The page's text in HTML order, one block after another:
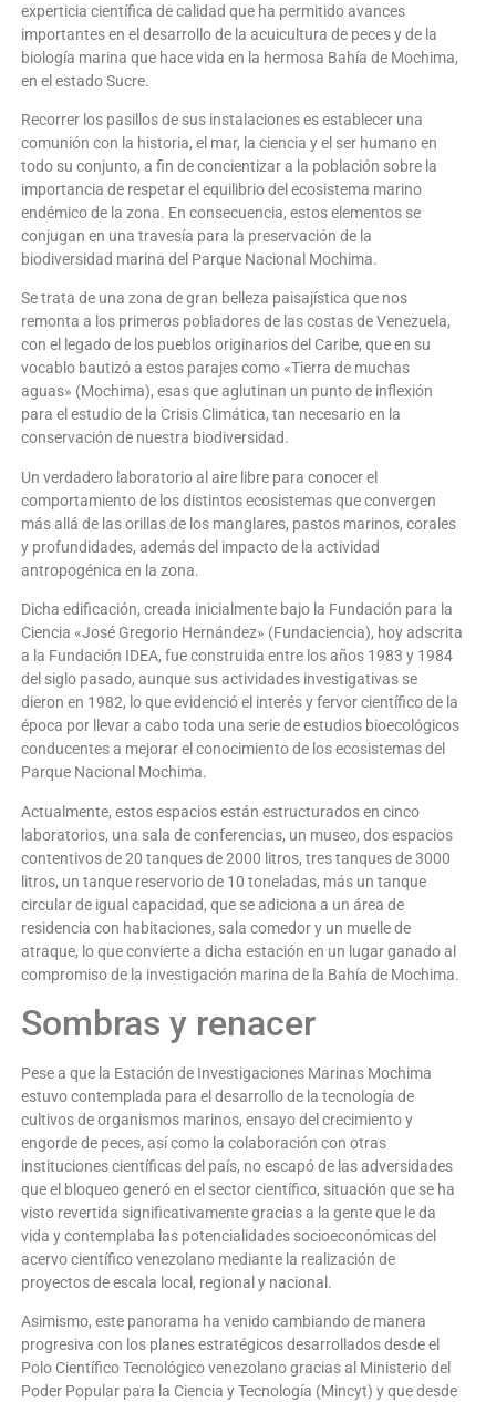
experticia científica de calidad que ha permitido avances
importantes en el desarrollo de la acuicultura de peces y de la
biología marina que hace vida en la hermosa Bahía de Mochima,
en el estado Sucre.
Recorrer los pasillos de sus instalaciones es establecer una
comunión con la historia, el mar, la ciencia y el ser humano en
todo su conjunto, a fin de concientizar a la población sobre la
importancia de respetar el equilibrio del ecosistema marino
endémico de la zona. En consecuencia, estos elementos se
conjugan en una travesía para la preservación de la
biodiversidad marina del Parque Nacional Mochima.
Se trata de una zona de gran belleza paisajística que nos
remonta a los primeros pobladores de las costas de Venezuela,
con el legado de los pueblos originarios del Caribe, que en su
vocablo bautizó a estos parajes como «Tierra de muchas
aguas» (Mochima), esas que aglutinan un punto de inflexión
para el estudio de la Crisis Climática, tan necesario en la
conservación de nuestra biodiversidad.
Un verdadero laboratorio al aire libre para conocer el
comportamiento de los distintos ecosistemas que convergen
más allá de las orillas de los manglares, pastos marinos, corales
y profundidades, además del impacto de la actividad
antropogénica en la zona.
Dicha edificación, creada inicialmente bajo la Fundación para la
Ciencia «José Gregorio Hernández» (Fundaciencia), hoy adscrita
a la Fundación IDEA, fue construida entre los años 1983 y 1984
del siglo pasado, aunque sus actividades investigativas se
dieron en 1982, lo que evidenció el interés y fervor científico de la
época por llevar a cabo toda una serie de estudios bioecológicos
conducentes a mejorar el conocimiento de los ecosistemas del
Parque Nacional Mochima.
Actualmente, estos espacios están estructurados en cinco
laboratorios, una sala de conferencias, un museo, dos espacios
contentivos de 20 tanques de 2000 litros, tres tanques de 3000
litros, un tanque reservorio de 10 toneladas, más un tanque
circular de igual capacidad, que se adiciona a un área de
residencia con habitaciones, sala comedor y un muelle de
atraque, lo que convierte a dicha estación en un lugar ganado al
compromiso de la investigación marina de la Bahía de Mochima.
Sombras y renacer
Pese a que la Estación de Investigaciones Marinas Mochima
estuvo contemplada para el desarrollo de la tecnología de
cultivos de organismos marinos, ensayo del crecimiento y
engorde de peces, así como la colaboración con otras
instituciones científicas del país, no escapó de las adversidades
que el bloqueo generó en el sector científico, situación que se ha
visto revertida significativamente gracias a la gente que le da
vida y contemplaba las potencialidades socioeconómicas del
acervo científico venezolano mediante la realización de
proyectos de escala local, regional y nacional.
Asimismo, este panorama ha venido cambiando de manera
progresiva con los planes estratégicos desarrollados desde el
Polo Científico Tecnológico venezolano gracias al Ministerio del
Poder Popular para la Ciencia y Tecnología (Mincyt) y que desde